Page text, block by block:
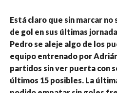
Está claro que sin marcar
de gol en sus últimas
Pedro se aleje algo de los
equipo entrenado por
partidos sin ver puerta con
últimos 15 posibles. La